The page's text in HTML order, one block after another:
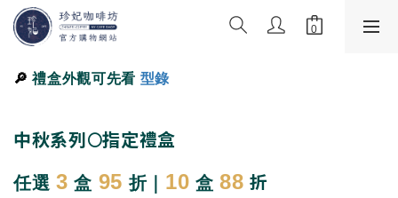
🔎禮盒外觀可先看 型錄
中秋系列🌕指定禮盒
任選 3 盒 95 折｜ 10 盒 88 折